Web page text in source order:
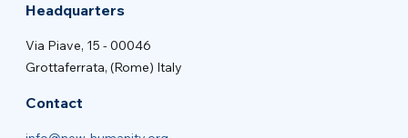
Headquarters
Via Piave, 15 - 00046
Grottaferrata, (Rome) Italy
Contact